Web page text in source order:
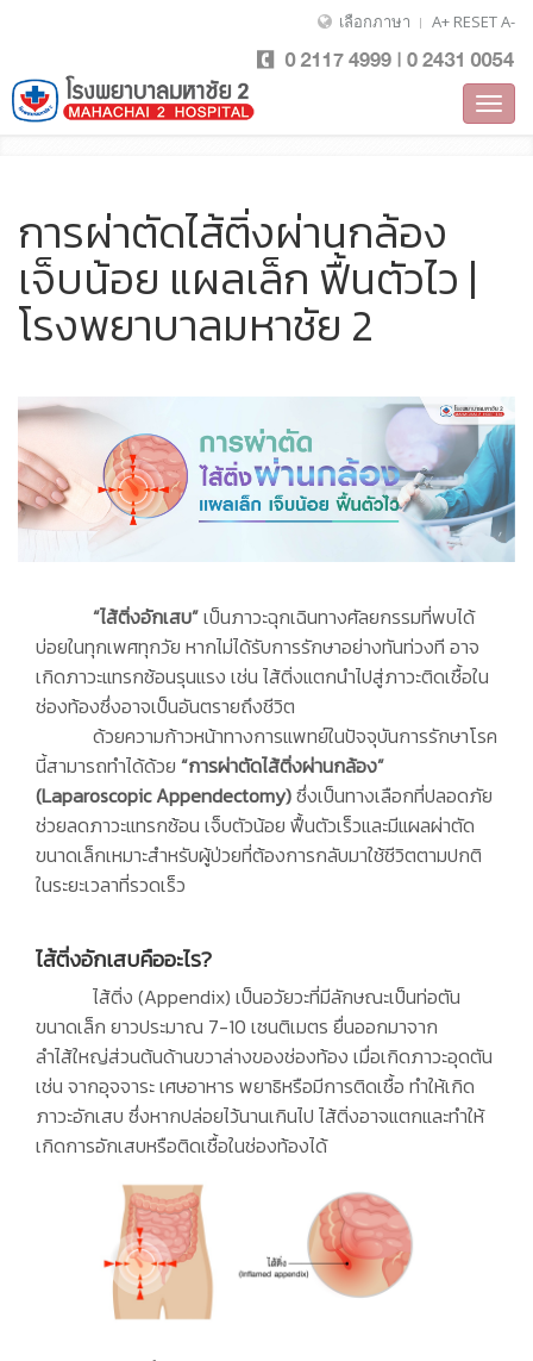
เลือกภาษา A+ RESETA-
การผ่าตัดไส้ติ่งผ่านกล้อง
เจ็บน้อย แผลเล็ก ฟื้นตัวไว |
โรงพยาบาลมหาชัย 2
“ไส้ติ่งอักเสบ”เป็นภาวะฉุกเฉินทางศัลยกรรมที่พบได้
บ่อยในทุกเพศทุกวัย หากไม่ได้รับการรักษาอย่างทันท่วงที อาจ
เกิดภาวะแทรกซ้อนรุนแรง เช่น ไส้ติ่งแตกนำไปสู่ภาวะติดเชื้อใน
ช่องท้องซึ่งอาจเป็นอันตรายถึงชีวิต
ด้วยความก้าวหน้าทางการแพทย์ในปัจจุบันการรักษาโรค
นี้สามารถทำได้ด้วย “การผ่าตัดไส้ติ่งผ่านกล้อง”
(Laparoscopic Appendectomy)ซึ่งเป็นทางเลือกที่ปลอดภัย
ช่วยลดภาวะแทรกซ้อน เจ็บตัวน้อย ฟื้นตัวเร็วและมีแผลผ่าตัด
ขนาดเล็กเหมาะสำหรับผู้ป่วยที่ต้องการกลับมาใช้ชีวิตตามปกติ
ในระยะเวลาที่รวดเร็ว
ไส้ติ่งอักเสบคืออะไร?
ไส้ติ่ง (Appendix) เป็นอวัยวะที่มีลักษณะเป็นท่อตัน
ขนาดเล็ก ยาวประมาณ 7-10 เซนติเมตร ยื่นออกมาจาก
ลำไส้ใหญ่ส่วนต้นด้านขวาล่างของช่องท้อง เมื่อเกิดภาวะอุดตัน
เช่น จากอุจจาระ เศษอาหาร พยาธิหรือมีการติดเชื้อ ทำให้เกิด
ภาวะอักเสบ ซึ่งหากปล่อยไว้นานเกินไป ไส้ติ่งอาจแตกและทำให้
เกิดการอักเสบหรือติดเชื้อในช่องท้องได้